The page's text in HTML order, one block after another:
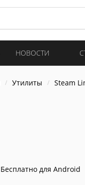
НОВОСТИ
Утилиты Steam
Бесплатно для Android